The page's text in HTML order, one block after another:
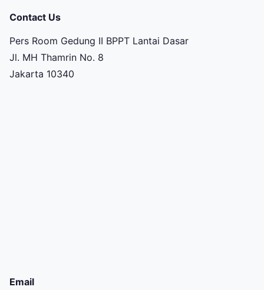
Contact Us
Pers Room Gedung II BPPT Lantai Dasar
Jl. MH Thamrin No. 8
Jakarta 10340
Email